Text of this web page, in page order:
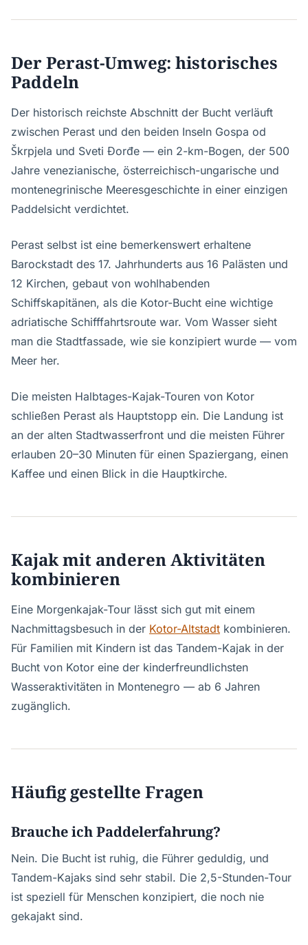
Der Perast-Umweg: historisches
Paddeln
Der historisch reichste Abschnitt der Bucht verläuft
zwischen Perast und den beiden Inseln Gospa od
Škrpjela und Sveti Đorđe — ein 2-km-Bogen, der 500
Jahre venezianische, österreichisch-ungarische und
montenegrinische Meeresgeschichte in einer einzigen
Paddelsicht verdichtet.
Perast selbst ist eine bemerkenswert erhaltene
Barockstadt des 17. Jahrhunderts aus 16 Palästen und
12 Kirchen, gebaut von wohlhabenden
Schiffskapitänen, als die Kotor-Bucht eine wichtige
adriatische Schifffahrtsroute war. Vom Wasser sieht
man die Stadtfassade, wie sie konzipiert wurde — vom
Meer her.
Die meisten Halbtages-Kajak-Touren von Kotor
schließen Perast als Hauptstopp ein. Die Landung ist
an der alten Stadtwasserfront und die meisten Führer
erlauben 20–30 Minuten für einen Spaziergang, einen
Kaffee und einen Blick in die Hauptkirche.
Kajak mit anderen Aktivitäten
kombinieren
Eine Morgenkajak-Tour lässt sich gut mit einem
Nachmittagsbesuch in der Kotor-Altstadt kombinieren.
Für Familien mit Kindern ist das Tandem-Kajak in der
Bucht von Kotor eine der kinderfreundlichsten
Wasseraktivitäten in Montenegro — ab 6 Jahren
zugänglich.
Häufig gestellte Fragen
Brauche ich Paddelerfahrung?
Nein. Die Bucht ist ruhig, die Führer geduldig, und
Tandem-Kajaks sind sehr stabil. Die 2,5-Stunden-Tour
ist speziell für Menschen konzipiert, die noch nie
gekajakt sind.